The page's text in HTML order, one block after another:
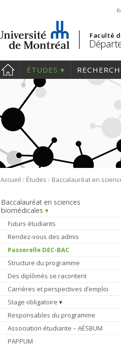
Faculté
ÉTUDES
Accueil / Études /
Baccalauréat en sciences
biomédicales
Futurs étudiants
Rendez-vous des admis
Passerelle DEC-BAC
Structure du programme
Des diplômés se racontent
Carrières et perspectives d’emploi
Stage obligatoire
Responsables du programme
Association étudiante – AÉSBUM
PAPPUM